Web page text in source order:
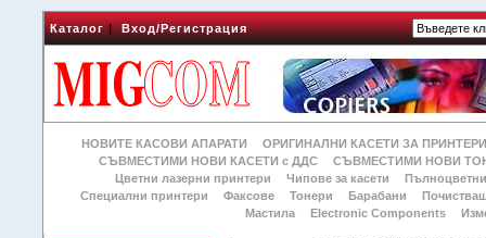
Каталог|Вход/Регистрация
НОВИТЕ КАСОВИ АПАРАТИ
ОРИГИНАЛНИ КАСЕТИ ЗА
СЪВМЕСТИМИ НОВИ КАСЕТИ с ДДС
СЪВМЕСТИМИ НОВИ
Цветни лазерни принтери
Чипове за касети
Специални принтери
Факсове Тонери Барабани
Мастила
Electronic Components